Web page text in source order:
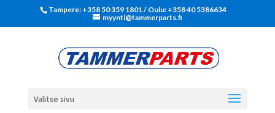
Tampere: +358 50 359 1801‬ / Oulu: +358 40 5386634
myynti@tammerparts.fi
Valitse sivu